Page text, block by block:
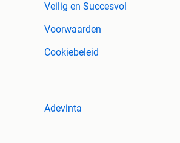
Veilig en Succesvol
Voorwaarden
Cookiebeleid
Adevinta